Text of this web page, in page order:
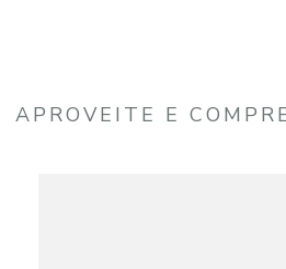
APROVEITE E